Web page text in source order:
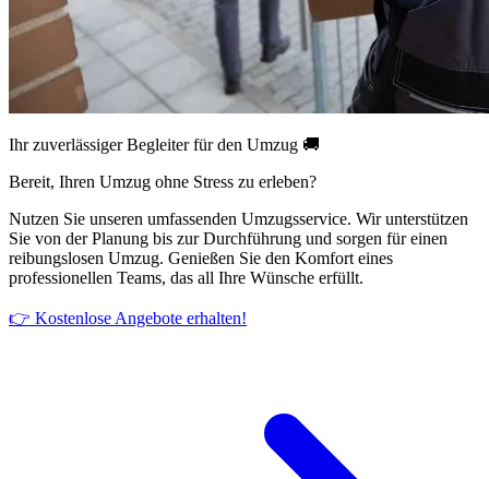
Ihr zuverlässiger Begleiter für den Umzug 🚚
Bereit, Ihren Umzug ohne Stress zu erleben?
Nutzen Sie unseren umfassenden Umzugsservice. Wir unterstützen
Sie von der Planung bis zur Durchführung und sorgen für einen
reibungslosen Umzug. Genießen Sie den Komfort eines
professionellen Teams, das all Ihre Wünsche erfüllt.
👉 Kostenlose Angebote erhalten!